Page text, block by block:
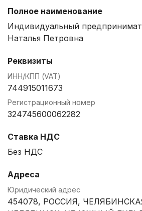
Полное наименование
Индивидуальный
Наталья Петровна
Реквизиты
ИНН/КПП (VAT)
744915011673
Регистрационный номер
324745600062282
Ставка НДС
Без НДС
Адреса
Юридический адрес
454078, РОССИЯ,